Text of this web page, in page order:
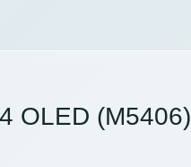
OLED (M5406)